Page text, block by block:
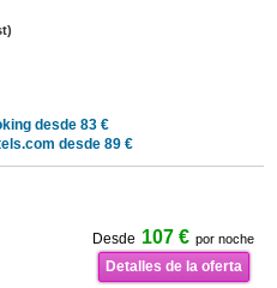
desde 83 €
desde 89 €
Desde 107 € por noche
Detalles de la oferta